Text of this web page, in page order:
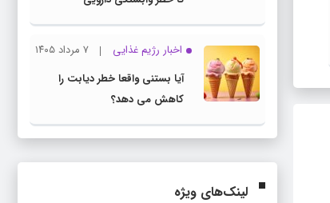
ایجاد بازار مشترک محصولات سلامت
محور ایران و عراق اخبار رژیم غذایی
۷ مرداد ۱۴۰۵
آیا بستنی واقعا خطر دیابت را
کاهش می دهد؟
لینک‌های ویژه